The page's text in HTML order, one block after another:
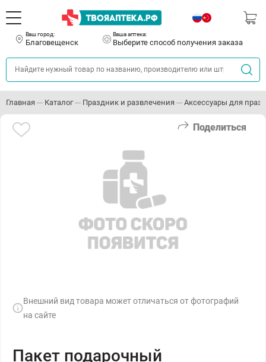
Ваш город:
Благовещенск
Ваша аптека:
Выберите способ получения заказа
Главная Каталог Праздник и развлечения Аксессуары для
Поделиться
Внешний вид товара может отличаться от фотографий
на сайте
Пакет подарочный